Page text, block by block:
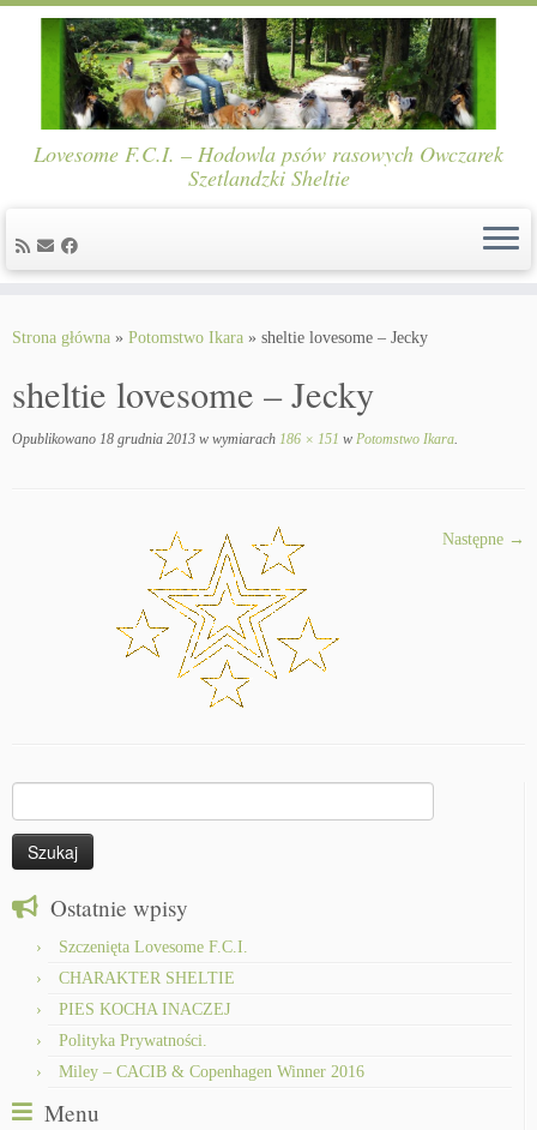
Lovesome F.C.I. – Hodowla psów rasowych Owczarek
Szetlandzki Sheltie
Strona główna » Potomstwo Ikara » sheltie lovesome – Jecky
sheltie lovesome – Jecky
Opublikowano 18 grudnia 2013 w wymiarach 186 × 151 w Potomstwo Ikara.
Następne →
Ostatnie wpisy
Szczenięta Lovesome F.C.I.
CHARAKTER SHELTIE
PIES KOCHA INACZEJ
Polityka Prywatności.
Miley – CACIB & Copenhagen Winner 2016
Menu